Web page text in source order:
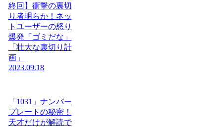
終回】衝撃の裏切
り者明らか！ネッ
トユーザーの怒り
爆発「ゴミだな」
「壮大な裏切り計
画」
2023.09.18
「1031」ナンバー
プレートの秘密！
天才だけが解読で